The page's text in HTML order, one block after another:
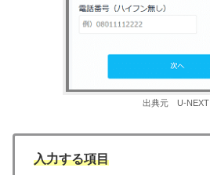
出典元 U-NEXT
入力する項目